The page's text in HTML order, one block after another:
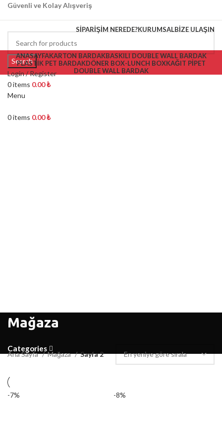
Güvenli ve Kolay Alışveriş
SIPARIŞIM NEREDE?KURUMSALBIZE ULAŞIN
Search
Login / Register
0items 0.00₺
Menu
0items 0.00₺
ANASAYFAKARTON BARDAKBASKILI DOUBLE WALL BARDAK
PLASTİK PET BARDAKDÖNER BOX-LUNCH BOXKAĞIT PİPET
DOUBLE WALL BARDAK
Mağaza
Categories
Ana Sayfa Mağaza Sayfa 2
-7% -8%